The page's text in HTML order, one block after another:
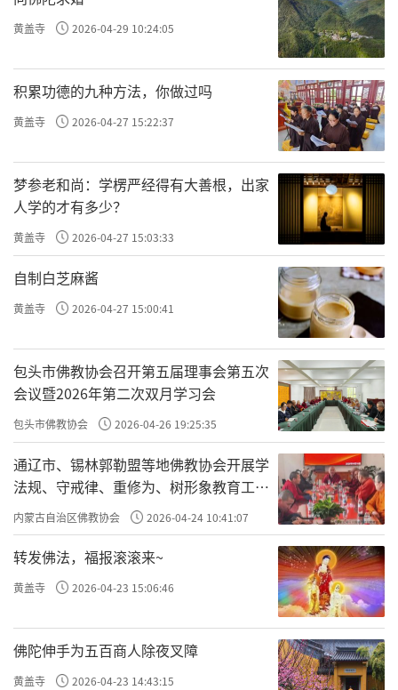
黄盖寺 2026-04-29 10:24:05
积累功德的九种方法，你做过吗
黄盖寺 2026-04-27 15:22:37
梦参老和尚：学楞严经得有大善根，出家
人学的才有多少？
黄盖寺 2026-04-27 15:03:33
自制白芝麻酱
黄盖寺 2026-04-27 15:00:41
包头市佛教协会召开第五届理事会第五次
会议暨2026年第二次双月学习会
包头市佛教协会 2026-04-26 19:25:35
通辽市、锡林郭勒盟等地佛教协会开展学
法规、守戒律、重修为、树形象教育工作
专题学习会
内蒙古自治区佛教协会 2026-04-24 10:41:07
转发佛法，福报滚滚来~
黄盖寺 2026-04-23 15:06:46
佛陀伸手为五百商人除夜叉障
黄盖寺 2026-04-23 14:43:15